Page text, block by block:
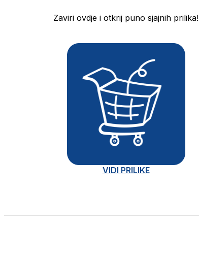
Zaviri ovdje i otkrij puno sjajnih prilika!
VIDI PRILIKE